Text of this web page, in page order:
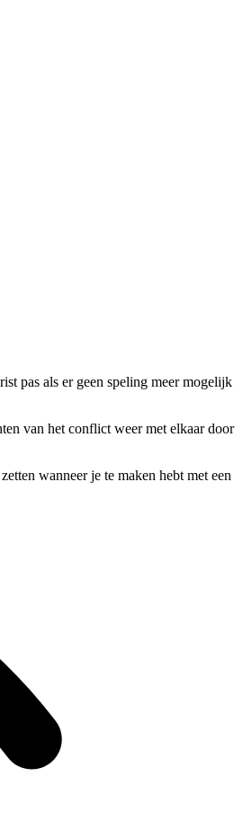
pas als er geen speling meer mogelijk
van het conflict weer met elkaar door
wanneer je te maken hebt met een